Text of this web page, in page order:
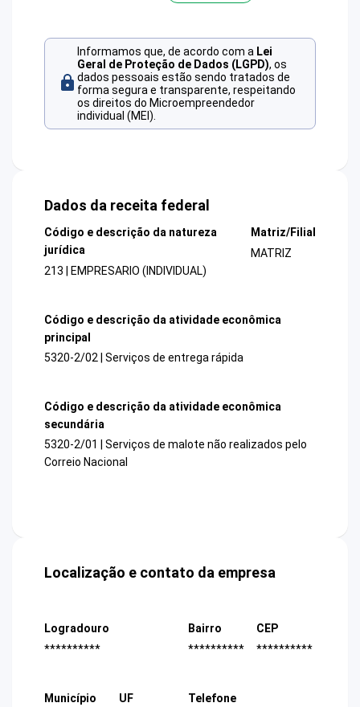
Informamos que, de acordo com a Lei
Geral de Proteção de Dados (LGPD), os
dados pessoais estão sendo tratados de
forma segura e transparente, respeitando
os direitos do Microempreendedor
individual (MEI).
Dados da receita federal
Código e descrição da natureza
jurídica
213 | EMPRESARIO (INDIVIDUAL)
Matriz/Filial
MATRIZ
Código e descrição da atividade econômica
principal
5320-2/02 | Serviços de entrega rápida
Código e descrição da atividade econômica
secundária
5320-2/01 | Serviços de malote não realizados pelo
Correio Nacional
Localização e contato da empresa
Logradouro
**********
Bairro
**********
CEP
**********
Município
UF
Telefone